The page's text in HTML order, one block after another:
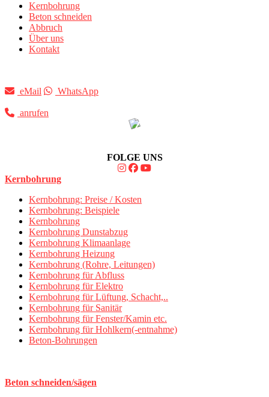
Kernbohrung
Beton schneiden
Abbruch
Über uns
Kontakt
eMail WhatsApp
anrufen
FOLGE UNS
Kernbohrung
Kernbohrung: Preise / Kosten
Kernbohrung: Beispiele
Kernbohrung
Kernbohrung Dunstabzug
Kernbohrung Klimaanlage
Kernbohrung Heizung
Kernbohrung (Rohre, Leitungen)
Kernbohrung für Abfluss
Kernbohrung für Elektro
Kernbohrung für Lüftung, Schacht,..
Kernbohrung für Sanitär
Kernbohrung für Fenster/Kamin etc.
Kernbohrung für Hohlkern(-entnahme)
Beton-Bohrungen
Beton schneiden/sägen